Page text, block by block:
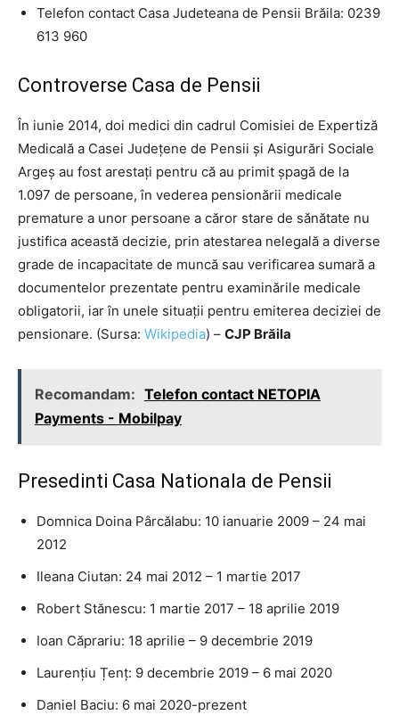
Telefon contact Casa Judeteana de Pensii Brăila: 0239
613 960
Controverse Casa de Pensii
În iunie 2014, doi medici din cadrul Comisiei de Expertiză
Medicală a Casei Județene de Pensii și Asigurări Sociale
Argeș au fost arestați pentru că au primit șpagă de la
1.097 de persoane, în vederea pensionării medicale
premature a unor persoane a căror stare de sănătate nu
justifica această decizie, prin atestarea nelegală a diverse
grade de incapacitate de muncă sau verificarea sumară a
documentelor prezentate pentru examinările medicale
obligatorii, iar în unele situații pentru emiterea deciziei de
pensionare. (Sursa: Wikipedia) – CJP Brăila
Recomandam: Telefon contact NETOPIA
Payments - Mobilpay
Presedinti Casa Nationala de Pensii
Domnica Doina Pârcălabu: 10 ianuarie 2009 – 24 mai
2012
Ileana Ciutan: 24 mai 2012 – 1 martie 2017
Robert Stănescu: 1 martie 2017 – 18 aprilie 2019
Ioan Căprariu: 18 aprilie – 9 decembrie 2019
Laurențiu Țenț: 9 decembrie 2019 – 6 mai 2020
Daniel Baciu: 6 mai 2020-prezent